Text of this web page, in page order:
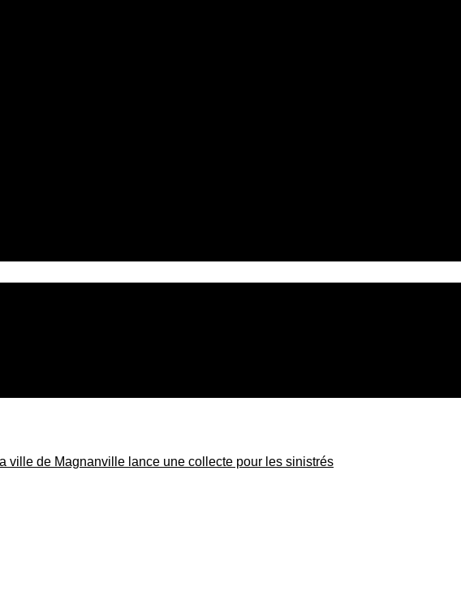
ville de Magnanville lance une collecte pour les sinistrés